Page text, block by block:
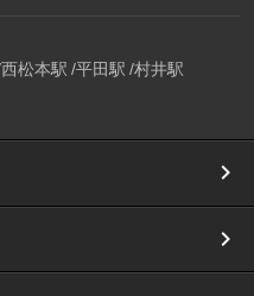
西松本駅 平田駅 村井駅